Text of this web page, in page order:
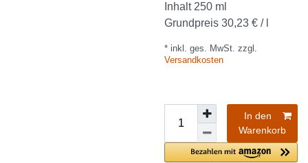
Inhalt 250 ml
Grundpreis 30,23 € / l
* inkl. ges. MwSt. zzgl.
Versandkosten
In den
Warenkorb